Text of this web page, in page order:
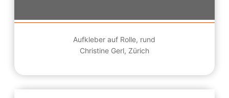
Aufkleber auf Rolle, rund
Christine Gerl, Zürich